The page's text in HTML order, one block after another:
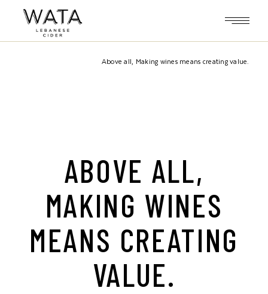
Above all, Making wines means creating value.
ABOVE ALL,
MAKING WINES
MEANS CREATING
VALUE.